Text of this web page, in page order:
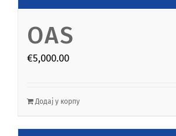
OAS
€5,000.00
Додај у корпу